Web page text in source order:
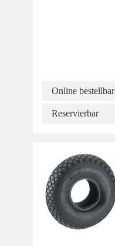
Online bestellbar
Reservierbar